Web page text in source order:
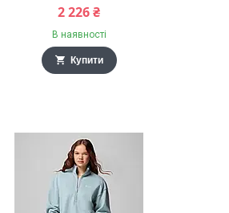
2 226 ₴
В наявності
Купити